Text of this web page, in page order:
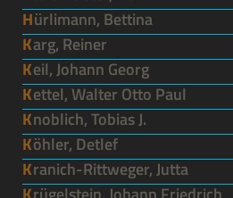
Hürlimann, Bettina
Karg, Reiner
Keil, Johann Georg
Kettel, Walter Otto Paul
Knoblich, Tobias J.
Köhler, Detlef
Kranich-Rittweger, Jutta